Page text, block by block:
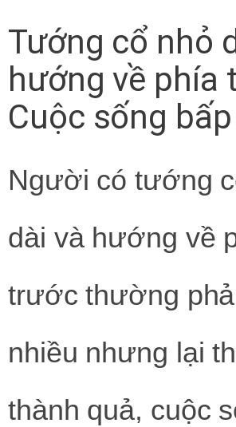
Tướng cổ nhỏ
hướng về phía
Cuộc sống
Người có tướng
dài và hướng về
trước thường
nhiều nhưng lại
thành quả, cuộc